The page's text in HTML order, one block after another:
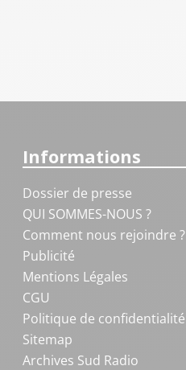
Informations
Dossier de presse
QUI SOMMES-NOUS ?
Comment nous rejoindre ?
Publicité
Mentions Légales
CGU
Politique de confidentialité
Sitemap
Archives Sud Radio